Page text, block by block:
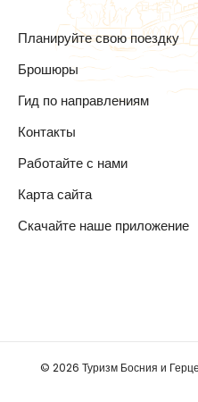
Планируйте свою поездку
Брошюры
Гид по направлениям
Контакты
Работайте с нами
Карта сайта
Скачайте наше приложение
© 2026 Туризм Босния и